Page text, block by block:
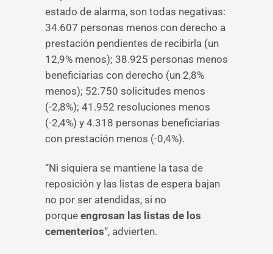
estado de alarma, son todas negativas:
34.607 personas menos con derecho a
prestación pendientes de recibirla (un
12,9% menos); 38.925 personas menos
beneficiarias con derecho (un 2,8%
menos); 52.750 solicitudes menos
(-2,8%); 41.952 resoluciones menos
(-2,4%) y 4.318 personas beneficiarias
con prestación menos (-0,4%).
“Ni siquiera se mantiene la tasa de
reposición y las listas de espera bajan
no por ser atendidas, si no
porque engrosan las listas de los
cementerios“, advierten.